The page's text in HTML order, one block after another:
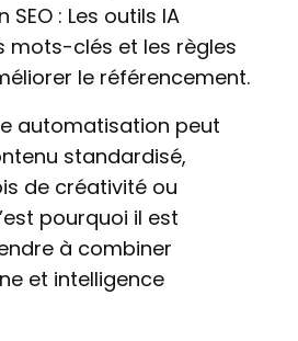
: Les outils IA
mots-clés et les règles
le référencement.
automatisation peut
standardisé,
de créativité ou
pourquoi il est
à combiner
et intelligence